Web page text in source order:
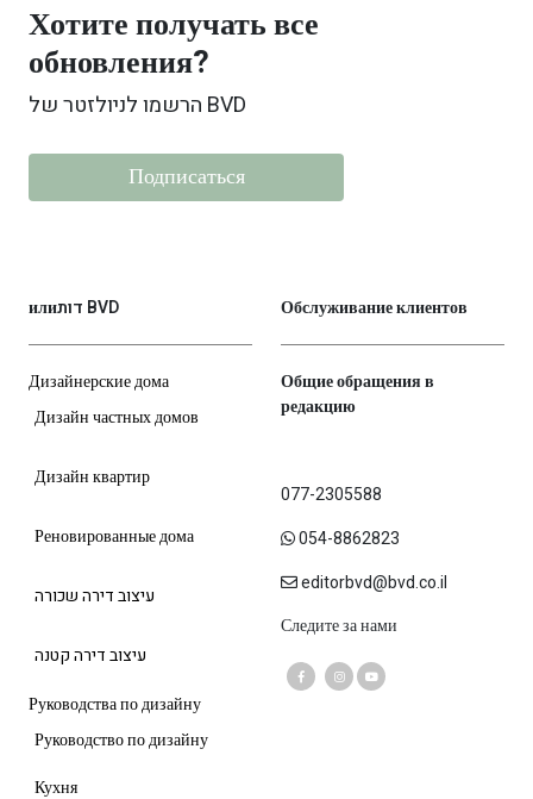
Хотите получать все
обновления?
הרשמו לניולזטר של BVD
Подписаться
илиדות BVD
Дизайнерские дома
Дизайн частных домов
Дизайн квартир
Реновированные дома
עיצוב דירה שכורה
עיצוב דירה קטנה
Руководства по дизайну
Руководство по дизайну
Кухня
Обслуживание клиентов
Общие обращения в
редакцию
077-2305588
054-8862823
editorbvd@bvd.co.il
Следите за нами